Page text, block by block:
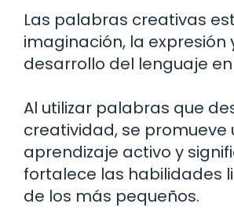
Las palabras creativas
imaginación, la expresión
desarrollo del lenguaje en
Al utilizar palabras que
creatividad, se promueve
aprendizaje activo y
fortalece las habilidades
de los más pequeños.